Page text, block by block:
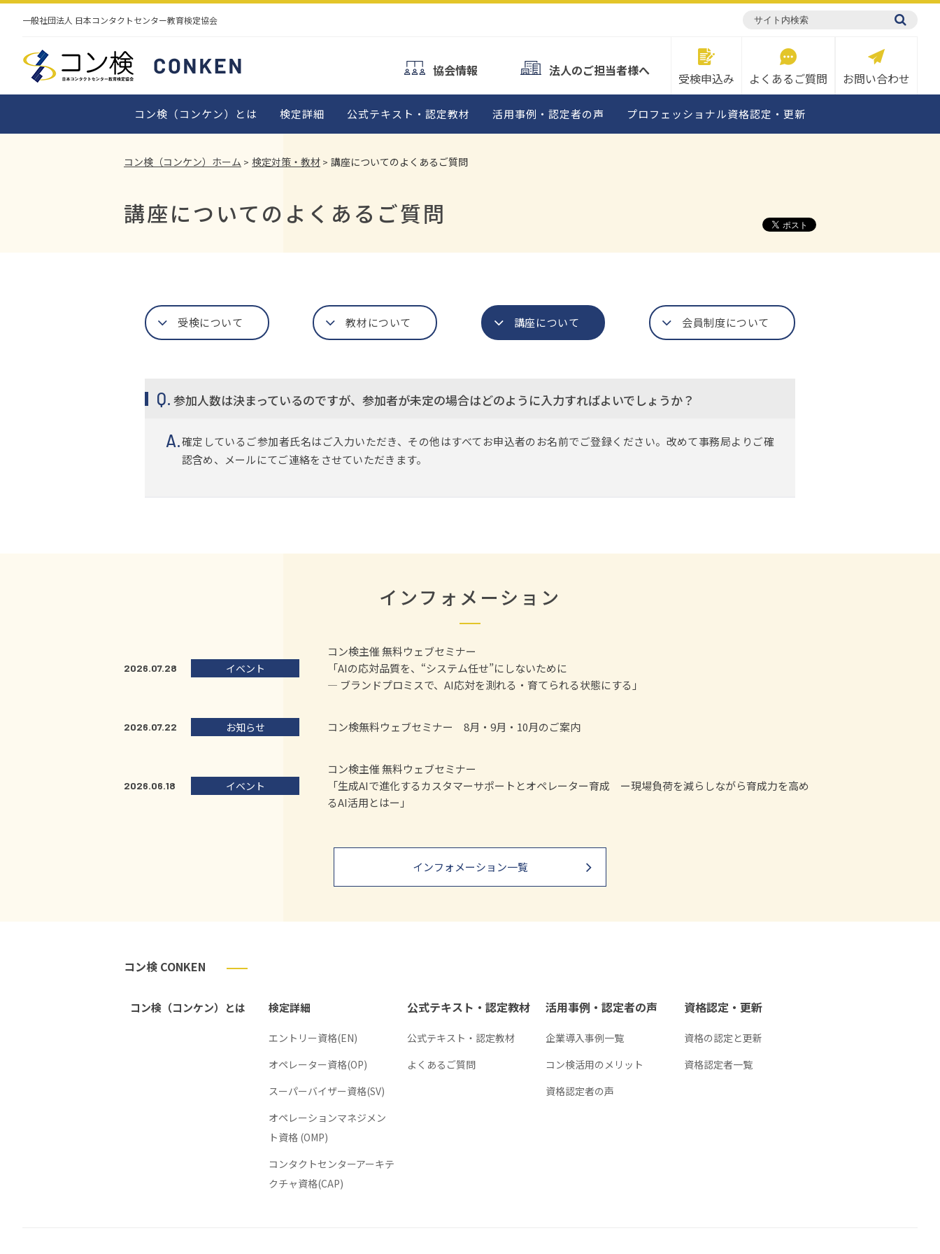
一般社団法人 日本コンタクトセンター教育検定協会
協会情報 法人のご担当者様へ
受検申込み よくある ご質問 お問い合わせ
コン検（コンケン）とは 検定詳細 公式テキスト・認定教材 活用事例・認定者の声 プロフェッショナル資格認定・更新
受検申込みについて よくあるご質問
公式テキスト・
企業導入事例一覧
資格認定者の声
資格の認定と更新 資格認定者一覧
コン検（コンケン）ホーム 検定対策・教材 講座についてのよくあるご質問
講座についてのよくあるご質問
受検について 教材について 講座について 会員制度について
参加人数は決まっているのですが、参加者が未定の場合はどのように入力すればよいでしょうか？
確定しているご参加者氏名はご入力いただき、その他はすべてお申込者のお名前でご登録ください。改めて事務局よりご確
認含め、メールにてご連絡をさせていただきます。
インフォメーション
2026.07.28 イベント
コン検主催 無料ウェブセミナー
「AIの応対品質を、“システム任せ”にしないために
― ブランドプロミスで、AI応対を測れる・育てられる状態にする」
2026.07.22 お知らせ コン検無料ウェブセミナー 8月・9月・10月のご案内
2026.06.18 イベント
コン検主催 無料ウェブセミナー
「生成AIで進化するカスタマーサポートとオペレーター育成 ー現場負荷を減らしながら育成力を高め
るAI活用とはー」
インフォメーション一覧
コン検 CONKEN
コン検（コンケン）とは 検定詳細
エントリー資格(EN)
オペレーター資格(OP)
スーパーバイザー資格(SV)
オペレーションマネジメン
ト資格 (OMP)
コンタクトセンターアーキテ
クチャ資格(CAP)
公式テキスト・認定教材
公式テキスト・認定教材
よくあるご質問
活用事例・認定者の声
企業導入事例一覧
コン検活用のメリット
資格認定者の声
資格認定・更新
資格の認定と更新
資格認定者一覧